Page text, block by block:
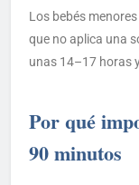
Los bebés
que no aplica una
unas 14–17 horas
Por qué
90 minutos